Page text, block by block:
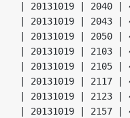
| 20131019 | 2040
| 20131019 | 2043
| 20131019 | 2050
| 20131019 | 2103
| 20131019 | 2105
| 20131019 | 2117
| 20131019 | 2123
| 20131019 | 2157